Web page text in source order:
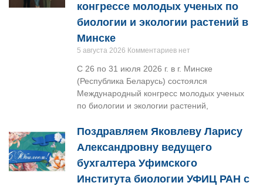
конгрессе молодых ученых по
биологии и экологии растений в
Минске
5 августа 2026 Комментариев нет
С 26 по 31 июля 2026 г. в г. Минске
(Республика Беларусь) состоялся
Международный конгресс молодых ученых
по биологии и экологии растений,
Поздравляем Яковлеву Ларису
Александровну ведущего
бухгалтера Уфимского
Института биологии УФИЦ РАН с